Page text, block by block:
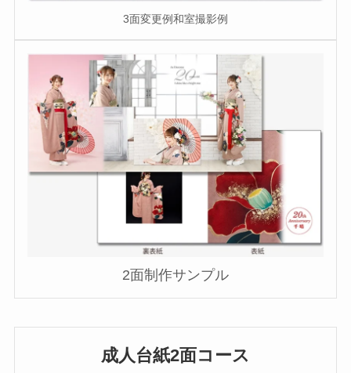
3面変更例和室撮影例
2面制作サンプル
成人台紙2面コース